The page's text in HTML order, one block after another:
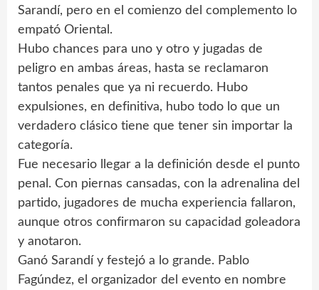
Sarandí, pero en el comienzo del complemento lo
empató Oriental.
Hubo chances para uno y otro y jugadas de
peligro en ambas áreas, hasta se reclamaron
tantos penales que ya ni recuerdo. Hubo
expulsiones, en definitiva, hubo todo lo que un
verdadero clásico tiene que tener sin importar la
categoría.
Fue necesario llegar a la definición desde el punto
penal. Con piernas cansadas, con la adrenalina del
partido, jugadores de mucha experiencia fallaron,
aunque otros confirmaron su capacidad goleadora
y anotaron.
Ganó Sarandí y festejó a lo grande. Pablo
Fagúndez, el organizador del evento en nombre